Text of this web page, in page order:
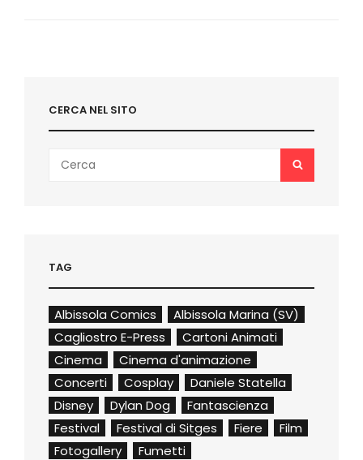
CERCA NEL SITO
for:
SEARCH
TAG
Albissola Comics
Albissola Marina (SV)
Cagliostro E-Press
Cartoni Animati
Cinema
Cinema d'animazione
Concerti
Cosplay
Daniele Statella
Disney
Dylan Dog
Fantascienza
Festival
Festival di Sitges Fiere
Film
Fotogallery
Fumetti